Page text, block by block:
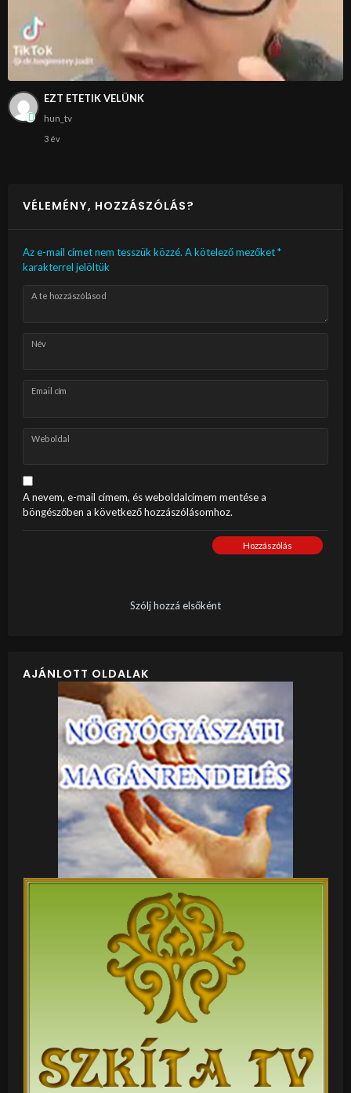
EZT ETETIK VELÜNK
hun_tv
3 év
VÉLEMÉNY, HOZZÁSZÓLÁS?
Az e-mail címet nem tesszük közzé. A kötelező mezőket*
karakterrel jelöltük
A te hozzászólásod
Név
Email cím
Weboldal
A nevem, e-mail címem, és weboldalcímem mentése a
böngészőben a következő hozzászólásomhoz.
Hozzászólás
Szólj hozzá elsőként
AJÁNLOTT OLDALAK